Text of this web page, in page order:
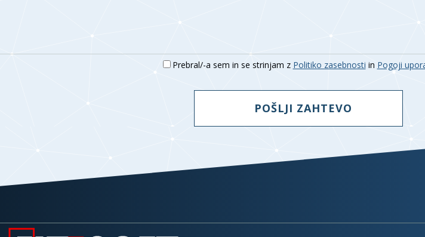
Prebral/-a sem in se strinjam z Politiko zasebnosti in Pogoji
POŠLJI ZAHTEVO